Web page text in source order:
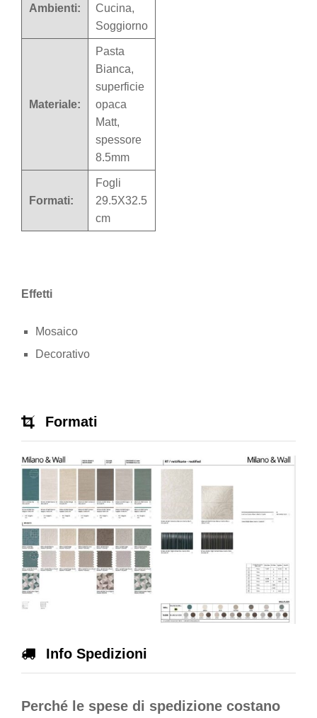
Ambienti:
Cucina,
Soggiorno
Materiale:
Pasta
Bianca,
superficie
opaca
Matt,
spessore
8.5mm
Formati:
Fogli
29.5X32.5
cm
Effetti
Mosaico
Decorativo
Formati
Info Spedizioni
Perché le spese di spedizione costano